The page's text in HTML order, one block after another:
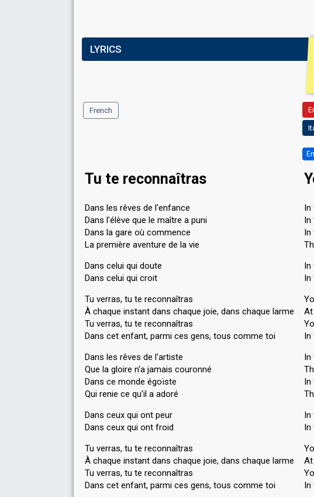
LYRICS
French
Tu te reconnaîtras
Dans les rêves de l'enfance
Dans l'élève que le maître a puni
Dans la gare où commence
La première aventure de la vie
Dans celui qui doute
Dans celui qui croit
Tu verras, tu te reconnaîtras
À chaque instant dans chaque joie, dans chaque larme
Tu verras, tu te reconnaîtras
Dans cet enfant, parmi ces gens, tous comme toi
Dans les rêves de l'artiste
Que la gloire n'a jamais couronné
Dans ce monde égoïste
Qui renie ce qu'il a adoré
Dans ceux qui ont peur
Dans ceux qui ont froid
Tu verras, tu te reconnaîtras
À chaque instant dans chaque joie, dans chaque larme
Tu verras, tu te reconnaîtras
Dans cet enfant, parmi ces gens, tous comme toi
In
In
In
In
In
At
In
In
In
In
In
At
In